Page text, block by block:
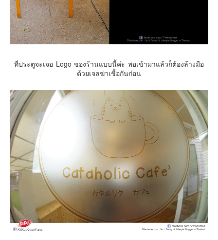
ที่ประตูจะเจอ Logo ของร้านแบบนี้ค่ะ พอเข้ามาแล้วก็ต้องล้างมือ
ด้วยเจลฆ่าเชื้อกันก่อน